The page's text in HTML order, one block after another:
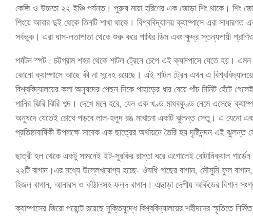
কেজি ও উচ্চতা ২২ ইঞ্চি পর্যন্ত। পুরুষ মায়া হরিণের এক জোড়া শিং থাকে। শিং
শিংয়ে আবার দুই থেকে তিনটি শাখা থাকে। বিশ্ববিদ্যালয় ক্যাম্পাসে এরা সাধারণত
সর্বভুক। এরা ঘাস-লতাপাতা থেকে শুরু করে পাখির ডিম এবং ক্ষুদ্র স্তন্যপায়ী
পর্যটন স্পট : চট্টগ্রাম শহর থেকে শাটল ট্রেনে চেপে এই ক্যাম্পাসে যেতে হয়।
কোনো ক্যাম্পাসে আছে কী না সন্দেহ রয়েছে। এই শাটল ট্রেন এখন এ
বিশ্ববিদ্যালয়ের কলা অনুষদের পেছন দিকে পাহাড়ের ধার বেয়ে পাঁচ মিনিট হেঁটে
পানির ঝিরি ঝিরি শব্দ। দেখে মনে হবে, যেন এক খণ্ড মাধবকুণ্ড নেমে এসেছে
অনুষদে যেতেই চোখে পড়বে লাল-হলুদ রঙ মাখানো একটি ঝুলন্ত সেতু। এ যেনো
প্রতিষ্ঠাবার্ষিকী উপলক্ষে সাবেক এক ছাত্রের অর্থায়নে তৈরি হয় দৃষ্টিনন্দন এই ঝুলন্ত
ছাত্রী হল থেকে একটু সামনেই ইট-সুরকির রাস্তা ধরে এগোলেই বোটানিক্যাল
২২টি বাগান।এর মধ্যে উল্লেখযোগ্য হচ্ছে- ঔষধি গাছের বাগান, মৌসুমি ফুল
হিজল বাগান, আনারস ও কাঁঠালসহ ফলদ বাগান। এছাড়া দেশীয় অর্কিডের বিশাল
ক্যাম্পাসের জিরো পয়েন্টে রয়েছে মুক্তিযুদ্ধে বিশ্ববিদ্যালয়ের শহীদদের স্মৃতিতে